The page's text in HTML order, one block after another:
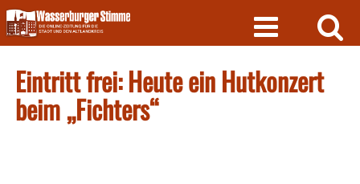
Skip
to
content
Eintritt frei: Heute ein Hutkonzert
beim „Fichters“